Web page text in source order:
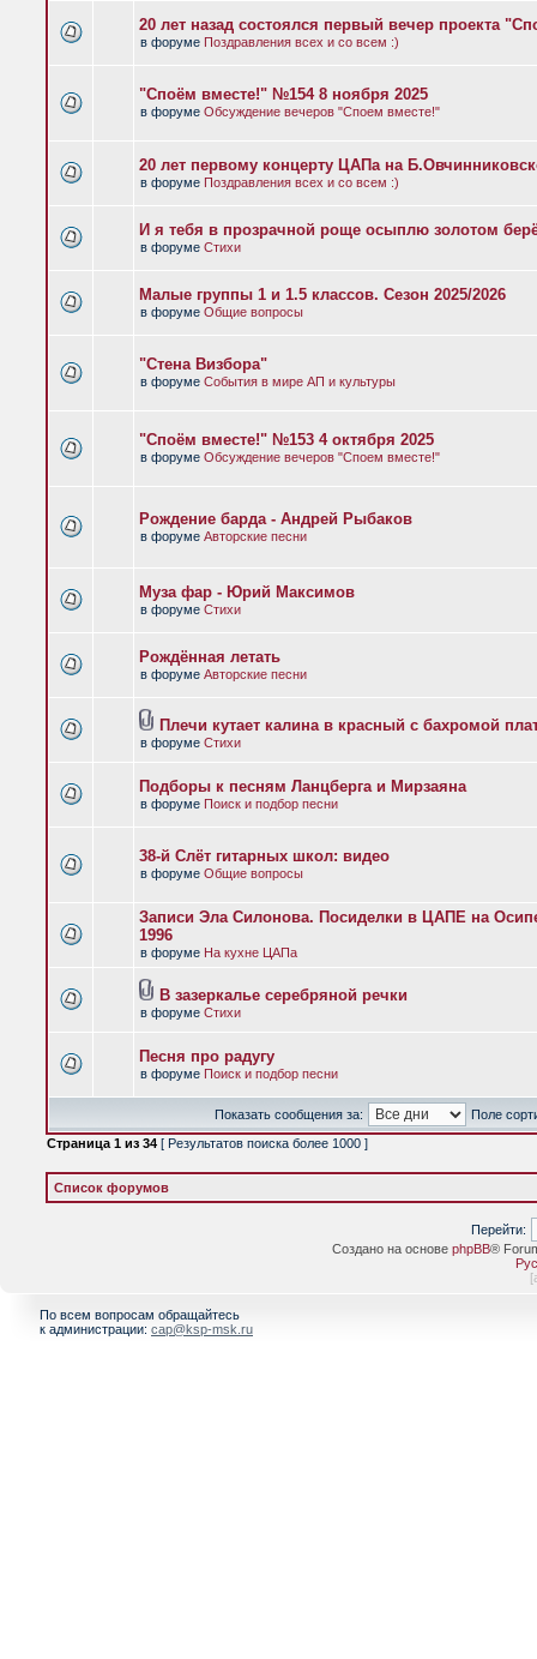
20 лет назад состоялся первый вечер проекта
в форуме Поздравления всех и со всем :)
"Споём вместе!" №154 8 ноября 2025
в форуме Обсуждение вечеров "Споем вместе!"
20 лет первому концерту ЦАПа на
в форуме Поздравления всех и со всем :)
И я тебя в прозрачной роще осыплю золотом
в форуме Стихи
Малые группы 1 и 1.5 классов. Сезон 2025/2026
в форуме Общие вопросы
"Стена Визбора"
в форуме События в мире АП и культуры
"Споём вместе!" №153 4 октября 2025
в форуме Обсуждение вечеров "Споем вместе!"
Рождение барда - Андрей Рыбаков
в форуме Авторские песни
Муза фар - Юрий Максимов
в форуме Стихи
Рождённая летать
в форуме Авторские песни
Плечи кутает калина в красный с бахромой
в форуме Стихи
Подборы к песням Ланцберга и Мирзаяна
в форуме Поиск и подбор песни
38-й Слёт гитарных школ: видео
в форуме Общие вопросы
Записи Эла Силонова. Посиделки в ЦАПЕ на
1996
в форуме На кухне ЦАПа
В зазеркалье серебряной речки
в форуме Стихи
Песня про радугу
в форуме Поиск и подбор песни
Показать сообщения за:
Поле
Страница 1 из 34 [ Результатов поиска более 1000 ]
Список форумов
Перейти:
Создано на основе phpBB®
[
По всем вопросам обращайтесь
к администрации: cap@ksp-msk.ru